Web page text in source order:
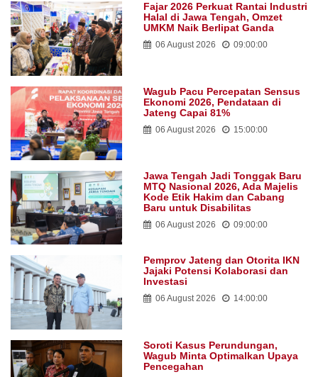
Fajar 2026 Perkuat Rantai Industri
Halal di Jawa Tengah, Omzet
UMKM Naik Berlipat Ganda
06 August 2026 09:00:00
Wagub Pacu Percepatan Sensus
Ekonomi 2026, Pendataan di
Jateng Capai 81%
06 August 2026 15:00:00
Jawa Tengah Jadi Tonggak Baru
MTQ Nasional 2026, Ada Majelis
Kode Etik Hakim dan Cabang
Baru untuk Disabilitas
06 August 2026 09:00:00
Pemprov Jateng dan Otorita IKN
Jajaki Potensi Kolaborasi dan
Investasi
06 August 2026 14:00:00
Soroti Kasus Perundungan,
Wagub Minta Optimalkan Upaya
Pencegahan